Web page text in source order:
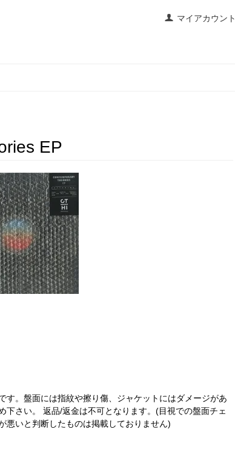
マイアカウント
EP
。盤面には指紋や擦り傷、ジャケットにはダメージがあ
下さい。 返品/返金は不可となります。(目視での盤面チェ
悪いと判断したものは掲載しておりません)